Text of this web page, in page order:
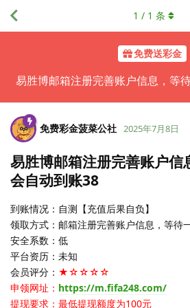
免费送彩金
易胜博邮箱注册完善账户信息，等
1 / 1 条
免费彩金菠菜公社 2025年7月8日
易胜博邮箱注册完善账户信
会自动到账38
到账情况：自测【充值后果自负】
领取方式：邮箱注册完善账户信息，等待
安全系数：低
平台资历：未知
会员评分： ★☆☆☆☆
申领网址： https://m.fifa248.com/
提现要求：最低提现额度为100元